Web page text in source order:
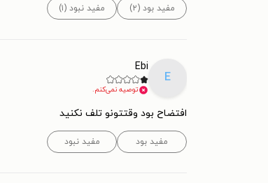
مفید بود (۲) مفید نبود (۱)
E
Ebi
توصیه نمی‌کنم.
افتضاح بود وقتتونو تلف نکنید
مفید بود مفید نبود